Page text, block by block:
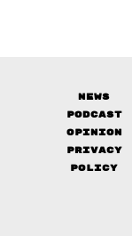
News
Podcast
Opinion
Privacy
Policy